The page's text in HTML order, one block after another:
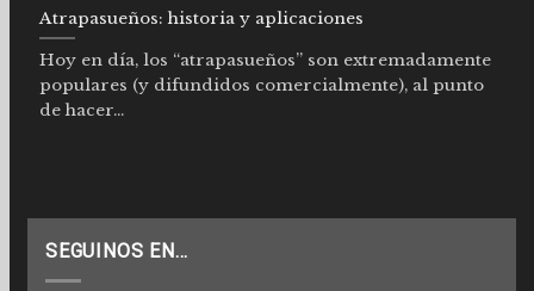
Atrapasueños: historia y aplicaciones
Hoy en día, los “atrapasueños” son extremadamente
populares (y difundidos comercialmente), al punto
de hacer...
SEGUINOS EN…